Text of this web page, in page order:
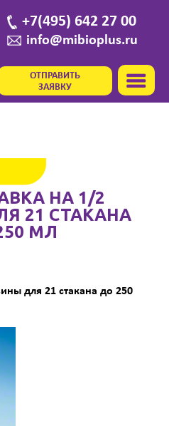
+7(495) 642 27 00
info@mibioplus.ru
ОТПРАВИТЬ
ЗАЯВКУ
НА 1/2
21 СТАКАНА
МЛ
для 21 стакана до 250